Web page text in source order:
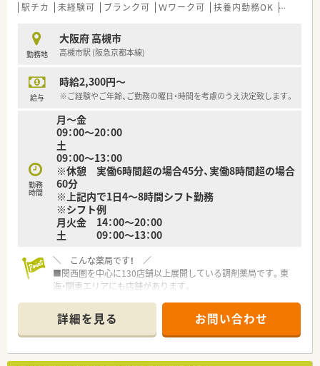
駅チカ 未経験可 ブランク可 Ｗワーク可 扶養内勤務OK シフト制
勤務地
大阪府 高槻市
高槻市駅 (阪急京都本線)
給与
時給2,300円～
※ご経験やご年齢、ご勤務の曜日・時間を考慮のうえ決定致します。
勤務
時間
月～金
09：00～20：00
土
09：00～13：00
※休憩 実働6時間超の場合45分、実働8時間超の場合
60分
※上記内で1日4～8時間シフト勤務
※シフト例
月火金 14：00～20：00
土 09：00～13：00
＼ こんな薬局です！ ／
■関西圏を中心に130店舗以上展開している調剤薬局です。東
海・関東エリアにも店舗があります。
の働き方に対して大変理解ある会社です。
■患者様のことを第一に考え、地域の方々から頼られる薬局を1
店舗でも多く増やすことを目標に運営しています。
■患者様にストレスなく過ごして頂くため、内外装共におしゃれ
な雰囲気作りを心掛け、店舗づくりにもこだわりを持っていま
詳細を見る お問い合わせ